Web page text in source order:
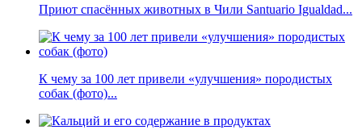
Приют спасённых животных в Чили Santuario Igualdad...
К чему за 100 лет привели «улучшения» породистых
собак (фото)...